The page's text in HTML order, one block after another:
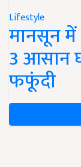
Lifestyle
मानसून
3 आसान
फफूंदी